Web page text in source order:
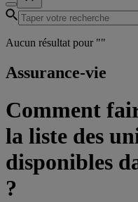
Aucun résultat pour ""
Assurance-vie
Comment
la liste des
disponibles
?